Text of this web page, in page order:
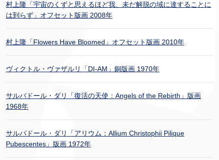
村上隆「宇宙のくずと思えるほど我、未だ解脱の域に達することに
は到らず」オフセット版画 2008年
村上隆「Flowers Have Bloomed」オフセット版画 2010年
ヴィクトル・ヴァザルリ「DI-AM」銅版画 1970年
サルバドール・ダリ「復活の天使：Angels of the Rebirth」版画
1968年
サルバドール・ダリ「アリウム：Allium Christophii Pilique
Pubescentes」版画 1972年